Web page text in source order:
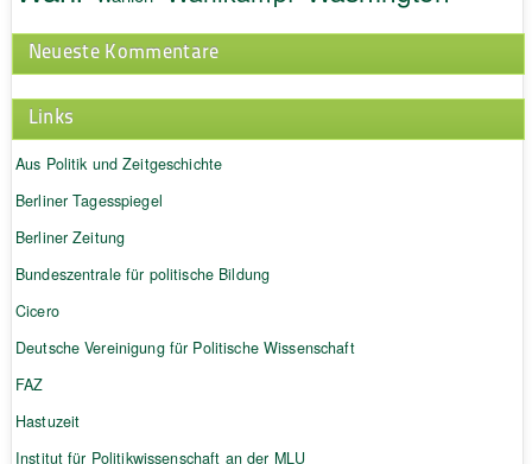
Neueste Kommentare
Links
Aus Politik und Zeitgeschichte
Berliner Tagesspiegel
Berliner Zeitung
Bundeszentrale für politische Bildung
Cicero
Deutsche Vereinigung für Politische Wissenschaft
FAZ
Hastuzeit
Institut für Politikwissenschaft an der MLU